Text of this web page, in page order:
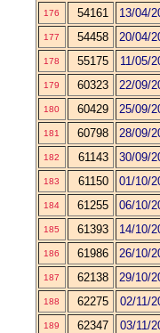
176 54161 13/04/
177 54458 20/04/
178 55175 11/05/
179 60323 22/09/
180 60429 25/09/
181 60798 28/09/
182 61143 30/09/
183 61150 01/10/
184 61255 06/10/
185 61393 14/10/
186 61986 26/10/
187 62138 29/10/
188 62275 02/11/
189 62347 03/11/